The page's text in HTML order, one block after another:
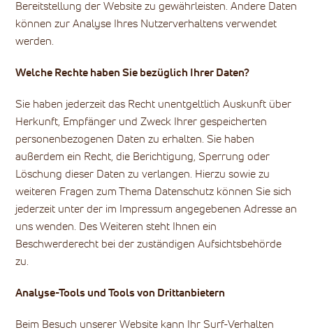
Bereitstellung der Website zu gewährleisten. Andere Daten
können zur Analyse Ihres Nutzerverhaltens verwendet
werden.
Welche Rechte haben Sie bezüglich Ihrer Daten?
Sie haben jederzeit das Recht unentgeltlich Auskunft über
Herkunft, Empfänger und Zweck Ihrer gespeicherten
personenbezogenen Daten zu erhalten. Sie haben
außerdem ein Recht, die Berichtigung, Sperrung oder
Löschung dieser Daten zu verlangen. Hierzu sowie zu
weiteren Fragen zum Thema Datenschutz können Sie sich
jederzeit unter der im Impressum angegebenen Adresse an
uns wenden. Des Weiteren steht Ihnen ein
Beschwerderecht bei der zuständigen Aufsichtsbehörde
zu.
Analyse-Tools und Tools von Drittanbietern
Beim Besuch unserer Website kann Ihr Surf-Verhalten